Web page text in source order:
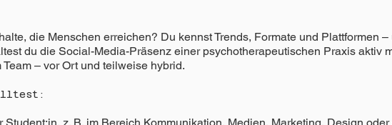
die Menschen erreichen? Du kennst Trends, Formate und Plattformen
du die Social-Media-Präsenz einer psychotherapeutischen Praxis aktiv
– vor Ort und teilweise hybrid.